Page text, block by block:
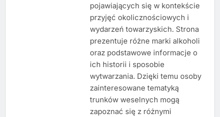
pojawiających się w kontekście
przyjęć okolicznościowych i
wydarzeń towarzyskich. Strona
prezentuje różne marki alkoholi
oraz podstawowe informacje o
ich historii i sposobie
wytwarzania. Dzięki temu osoby
zainteresowane tematyką
trunków weselnych mogą
zapoznać się z różnymi